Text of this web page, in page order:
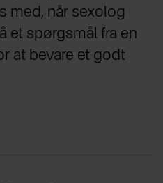
med, når sexolog
et spørgsmål fra en
at bevare et godt